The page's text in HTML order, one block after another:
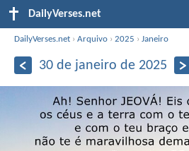
DailyVerses.net
DailyVerses.net ›Arquivo ›2025 ›Janeiro
30 de janeiro de 2025